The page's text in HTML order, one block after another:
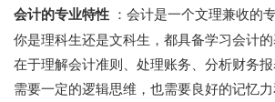
会计的专业特性 ：会计是一个文理兼收的
你是理科生还是文科生，都具备学习会计
在于理解会计准则、处理账务、分析财务
需要一定的逻辑思维，也需要良好的记忆力